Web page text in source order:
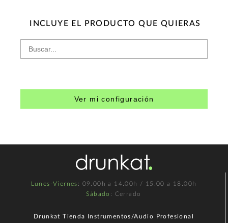
INCLUYE EL PRODUCTO QUE QUIERAS
Ver mi configuración
Lunes-Viernes : 09.00h a 14.00h / 15.00 a 18.00h
Sábado : Cerrado
Drunkat Tienda Instrumentos/Audio Profesional